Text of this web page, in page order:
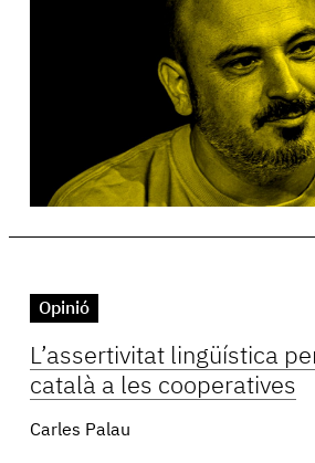
Opinió
L’assertivitat lingüística
català a les cooperatives
Carles Palau